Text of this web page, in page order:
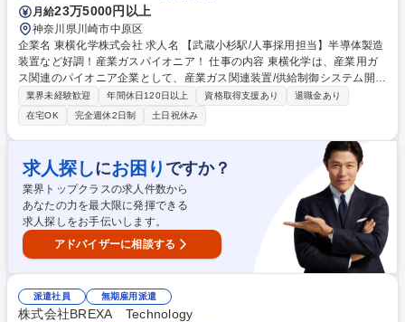
件9割
月給23万5000円以上
神奈川県川崎市中原区
企業名 東横化学株式会社 求人名 【武蔵小杉駅/人事採用担当】半導体製造
装置など好調！産業ガスパイオニア！ 仕事の内容 東横化学は、産業用ガ
ス関連のパイオニア企業として、産業ガス関連装置/供給制御システム開発
まで一連のサービスを提供しています。 事業拡大に伴い、採用担当者を募
集いたします。 【業務内容】 ・新卒採用、中途採用、障害者採用といっ
た採用業務をメインにお任せし、将来的には給与社保、労務など人事全般
に精通した中核社員になって欲しいと考えています。 ・新卒、中途、障害
者採用業務：採用計画の立案/採用ターゲット策定/採用手法決定/新卒採用
の会社説明会の企画、実施/面接官設定/書類選考、面接、オファー面談 な
ど 募集職種 【武蔵小杉駅/人事採用担当】半導体製造装置など好調！産業
ガスパイオニア！
業界未経験歓迎 年間休日120日以上 資格取得支援あり
退職金あり
在宅OK
完全週休2日制 土日祝休み
求人探しにお困り ですか？
業界トップクラスの求人件数から
あなたの力を最大限に発揮できる
求人探しをお手伝いします。
アドバイザーに相談する
派遣社員 無期雇用派遣
株式会社BREXA Technology